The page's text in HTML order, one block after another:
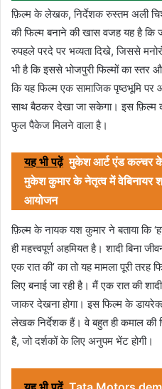
फ़िल्म के लेखक, निर्देशक रुस्तम अली
की फिल्म बनाने की खास वजह यह है कि
रुपहले परदे पर भव्यता दिखे, जिससे
भी है कि इससे भोजपुरी फिल्मों का स्तर
कि यह फिल्म एक सामाजिक पृष्ठभूमि पर
साथ बैठकर देखा जा सकेगा। इस फ़िल्म
फुल पैकेज मिलने वाला है।
यह भी पढ़ें मुकेश आर्ट एंड कल्चर के
मुकेश कुमार के नेतृत्व में वेबिनायर
आयोजन
फ़िल्म के नायक यश कुमार ने बताया कि
ही महत्त्वपूर्ण अहमियत है। शादी बिना
एक रात की’ का तो यह मामला पूरी
लिए बनाई जा रही है। मैं एक रात की
जाकर देखना होगा। इस फिल्म के
लेखक निर्देशक हैं। वे बहुत ही कमाल की
है, जो दर्शकों के लिए अनुपम भेंट होगी।